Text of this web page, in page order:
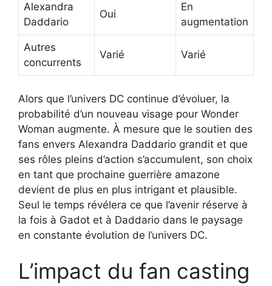
Alexandra
Daddario
Oui
En
augmentation
Autres
concurrents
Varié Varié
Alors que l’univers DC continue d’évoluer, la
probabilité d’un nouveau visage pour Wonder
Woman augmente. À mesure que le soutien des
fans envers Alexandra Daddario grandit et que
ses rôles pleins d’action s’accumulent, son choix
en tant que prochaine guerrière amazone
devient de plus en plus intrigant et plausible.
Seul le temps révélera ce que l’avenir réserve à
la fois à Gadot et à Daddario dans le paysage
en constante évolution de l’univers DC.
L’impact du fan casting